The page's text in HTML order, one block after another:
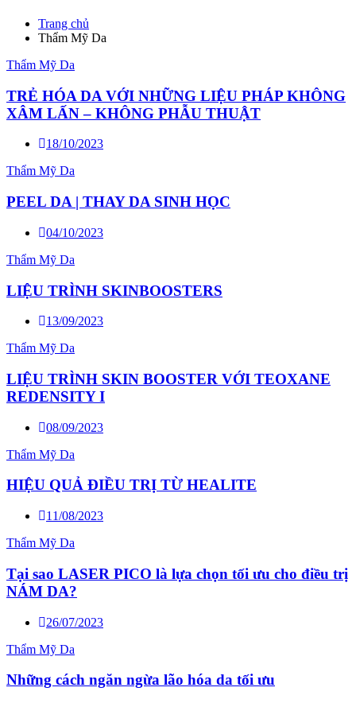
Trang chủ
Thẩm Mỹ Da
Thẩm Mỹ Da
TRẺ HÓA DA VỚI NHỮNG LIỆU PHÁP KHÔNG
XÂM LẤN – KHÔNG PHẪU THUẬT
18/10/2023
Thẩm Mỹ Da
PEEL DA | THAY DA SINH HỌC
04/10/2023
Thẩm Mỹ Da
LIỆU TRÌNH SKINBOOSTERS
13/09/2023
Thẩm Mỹ Da
LIỆU TRÌNH SKIN BOOSTER VỚI TEOXANE
REDENSITY I
08/09/2023
Thẩm Mỹ Da
HIỆU QUẢ ĐIỀU TRỊ TỪ HEALITE
11/08/2023
Thẩm Mỹ Da
Tại sao LASER PICO là lựa chọn tối ưu cho điều trị
NÁM DA?
26/07/2023
Thẩm Mỹ Da
Những cách ngăn ngừa lão hóa da tối ưu